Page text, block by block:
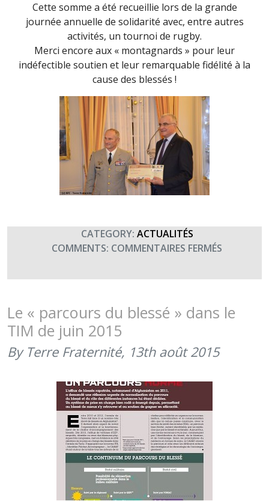
Cette somme a été recueillie lors de la grande
journée annuelle de solidarité avec, entre autres
activités, un tournoi de rugby.
Merci encore aux « montagnards » pour leur
indéfectible soutien et leur remarquable fidélité à la
cause des blessés !
CATEGORY: ACTUALITÉS
COMMENTS: COMMENTAIRES FERMÉS
DE
DE
LA
Le « parcours du blessé » dans le
TIM de juin 2015
By Terre Fraternité, 13th août 2015